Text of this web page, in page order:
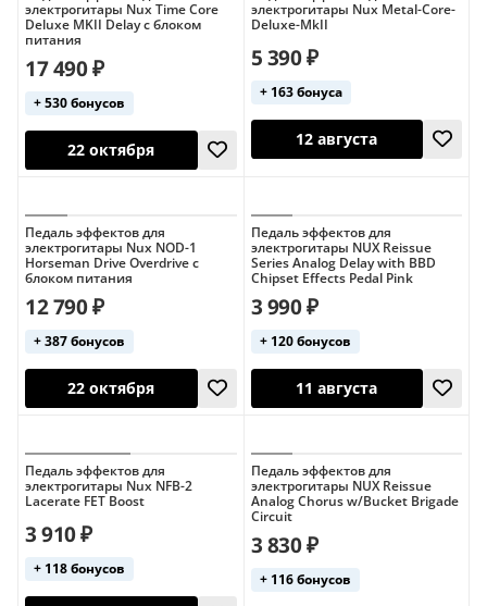
22 октября
электрогитары Nux Time Core
Deluxe MKII Delay с блоком
питания
17 490 ₽
+ 530 бонусов
22 октября
электрогитары Nux Metal-Core-
Deluxe-MkII
5 390 ₽
+ 163 бонуса
12 августа
Педаль эффектов для
электрогитары Nux NOD-1
Horseman Drive Overdrive с
блоком питания
12 790 ₽
+ 387 бонусов
Педаль эффектов для
электрогитары NUX Reissue
Series Analog Delay with BBD
Chipset Effects Pedal Pink
3 990 ₽
+ 120 бонусов
Педаль эффектов для
электрогитары Nux NFB-2
Lacerate FET Boost
3 910 ₽
+ 118 бонусов
Педаль эффектов для
электрогитары NUX Reissue
Analog Chorus w/Bucket Brigade
Circuit
3 830 ₽
+ 116 бонусов